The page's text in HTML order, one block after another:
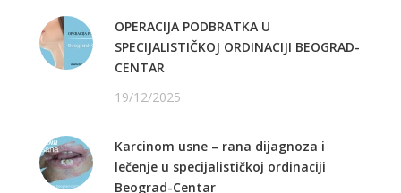
OPERACIJA PODBRATKA U
SPECIJALISTIČKOJ ORDINACIJI BEOGRAD-
CENTAR
19/12/2025
Karcinom usne – rana dijagnoza i
lečenje u specijalističkoj ordinaciji
Beograd-Centar